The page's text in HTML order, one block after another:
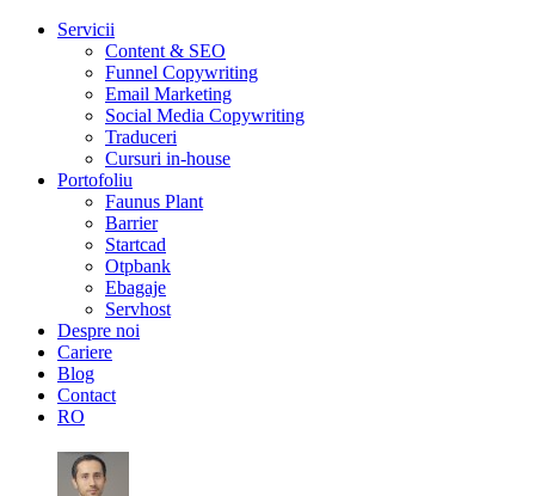
Servicii
Content & SEO
Funnel Copywriting
Email Marketing
Social Media Copywriting
Traduceri
Cursuri in-house
Portofoliu
Faunus Plant
Barrier
Startcad
Otpbank
Ebagaje
Servhost
Despre noi
Cariere
Blog
Contact
RO